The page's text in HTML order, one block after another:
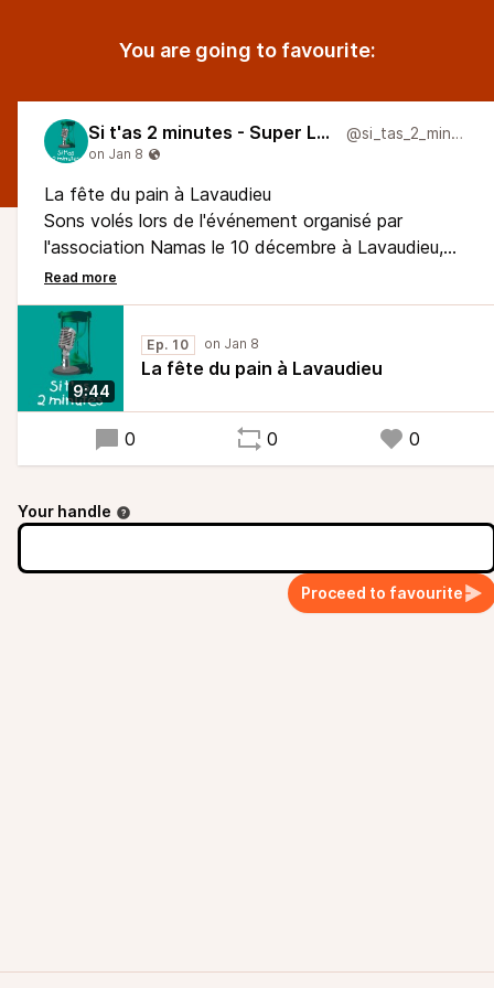
You are going to favourite:
Si t'as 2 minutes - Super Larsen @si_tas_2_minutes
La fête du pain à Lavaudieu
Sons volés lors de l'événement organisé par
l'association Namas le 10 décembre à Lavaudieu,
dans le cadre d'une résidence d'artistes, la fête du
pain consistait à rallumer le four communal du
centre bourg et d'inviter les habitants à cuire dans
le four leurs spécialités et de les partager dans un
moment convivial. C'était aussi l'occasion
d'entendre un chant de récolte du seigle, rituel
lituanien célébrant la fin des récoltes.
9:44
Ep. 10
La fête du pain à Lavaudieu
0 0 0
Your handle
Proceed to favourite